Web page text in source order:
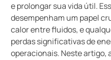
e prolongar sua vida útil.
desempenham um papel
calor entre fluidos, e
perdas significativas de
operacionais. Neste artigo,